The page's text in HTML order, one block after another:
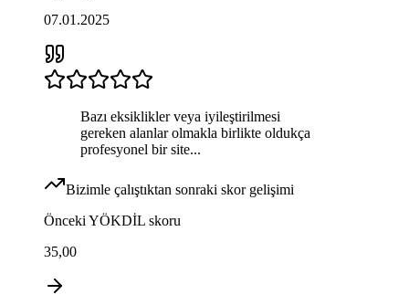
07.01.2025
Bazı eksiklikler veya iyileştirilmesi
gereken alanlar olmakla birlikte oldukça
profesyonel bir site...
Bizimle çalıştıktan sonraki skor gelişimi
Önceki YÖKDİL skoru
35,00